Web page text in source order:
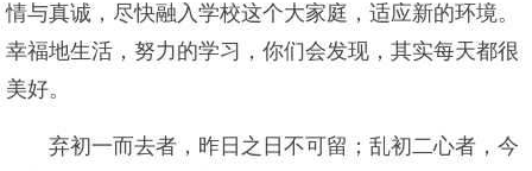
情与真诚，尽快融入学校这个大家庭，适应新的环境。
幸福地生活，努力的学习，你们会发现，其实每天都很
美好。
弃初一而去者，昨日之日不可留；乱初二心者，今